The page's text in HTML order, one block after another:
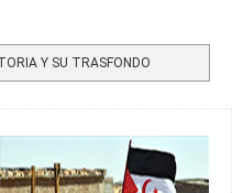
Y SU TRASFONDO